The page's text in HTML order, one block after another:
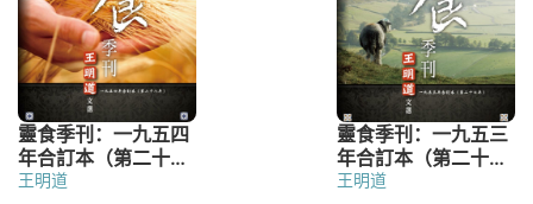
王明道 王明道